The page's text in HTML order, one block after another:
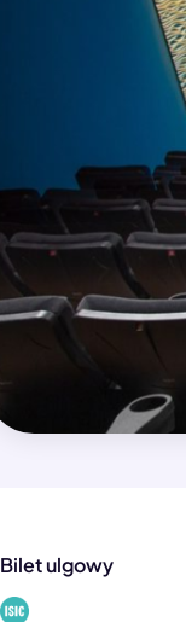
Bilet ulgowy